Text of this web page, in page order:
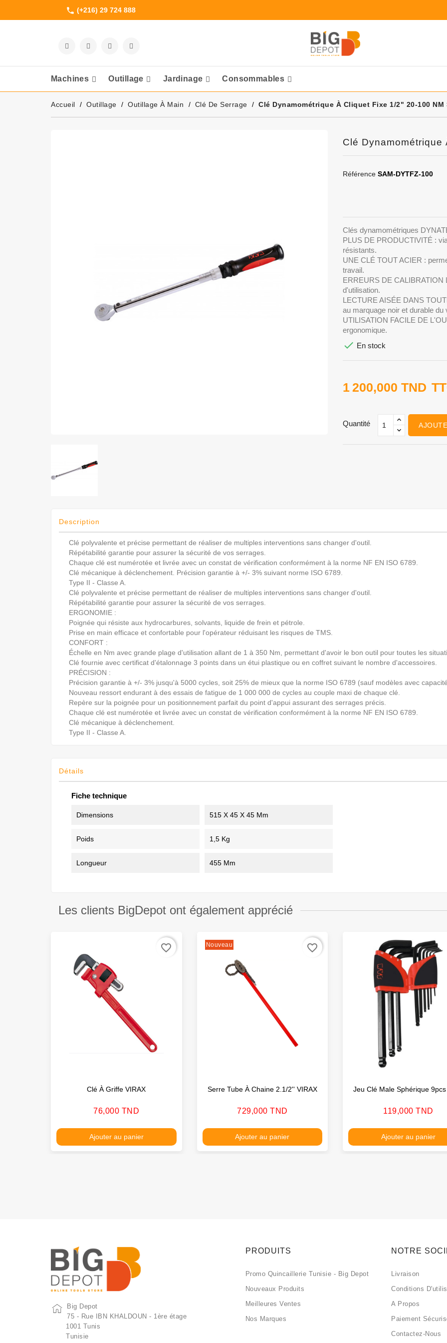
phone (+216) 29 724 888
Machines Outillage Jardinage Consommables
Accueil Outillage Outillage À Main Clé De Serrage Clé Dynamométrique À Cliquet Fixe 1/2" 20-100 NM
Clé Dynamométrique
Référence SAM-DYTFZ-100
Clés dynamométriques
PLUS DE PRODUCTIVITÉ :
résistants.
UNE CLÉ TOUT ACIER :
travail.
ERREURS DE CALIBRATION
d'utilisation.
LECTURE AISÉE DANS
au marquage noir et durable du
UTILISATION FACILE DE
ergonomique.
 En stock
1 200,000 TND
Quantité
Description
Clé polyvalente et précise permettant de réaliser de multiples interventions sans changer d'outil.
Répétabilité garantie pour assurer la sécurité de vos serrages.
Chaque clé est numérotée et livrée avec un constat de vérification conformément à la norme NF EN ISO 6789.
Clé mécanique à déclenchement. Précision garantie à +/- 3% suivant norme ISO 6789.
Type II - Classe A.
Clé polyvalente et précise permettant de réaliser de multiples interventions sans changer d'outil.
Répétabilité garantie pour assurer la sécurité de vos serrages.
ERGONOMIE :
Poignée qui résiste aux hydrocarbures, solvants, liquide de frein et pétrole.
Prise en main efficace et confortable pour l'opérateur réduisant les risques de TMS.
CONFORT :
Échelle en Nm avec grande plage d'utilisation allant de 1 à 350 Nm, permettant d'avoir le bon outil pour toutes les
Clé fournie avec certificat d'étalonnage 3 points dans un étui plastique ou en coffret suivant le nombre d'accessoires.
PRÉCISION :
Précision garantie à +/- 3% jusqu'à 5000 cycles, soit 25% de mieux que la norme ISO 6789 (sauf modèles avec
Nouveau ressort endurant à des essais de fatigue de 1 000 000 de cycles au couple maxi de chaque clé.
Repère sur la poignée pour un positionnement parfait du point d'appui assurant des serrages précis.
Chaque clé est numérotée et livrée avec un constat de vérification conformément à la norme NF EN ISO 6789.
Clé mécanique à déclenchement.
Type II - Classe A.
Détails
Fiche technique
Dimensions 515 X 45 X 45 Mm
Poids 1,5 Kg
Longueur 455 Mm
Les clients BigDepot ont également apprécié
Clé À Griffe VIRAX
Prix
76,000 TND
Ajouter au panier
favorite_border Nouveau
Serre Tube À Chaine 2.1/2'' VIRAX
Prix
729,000 TND
Ajouter au panier
favorite_border
Jeu Clé Male Sphérique 9pcs
Prix
119,000 TND
Ajouter au panier
Big Depot
75 - Rue IBN KHALDOUN - 1ère étage
1001 Tunis
Tunisie
PRODUITS
Promo Quincaillerie Tunisie - Big Depot
Nouveaux Produits
Meilleures Ventes
Nos Marques
NOTRE
Livraison
Conditions
A Propos
Paiement
Contactez-Nous